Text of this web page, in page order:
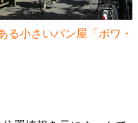
る小さいパン屋「ボワ・